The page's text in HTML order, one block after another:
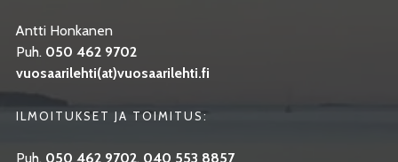
Antti Honkanen
Puh. 050 462 9702
vuosaarilehti(at)vuosaarilehti.fi
ILMOITUKSET JA TOIMITUS:
Puh. 050 462 9702, 040 553 8857